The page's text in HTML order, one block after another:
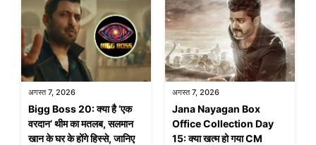
अगस्त 7, 2026
Bigg Boss 20: क्या है ‘एक
वरदान’ थीम का मतलब, सलमान
खान के घर के होंगे हिस्से, जानिए
अगस्त 7, 2026
Jana Nayagan Box
Office Collection Day
15: क्या खत्म हो गया CM